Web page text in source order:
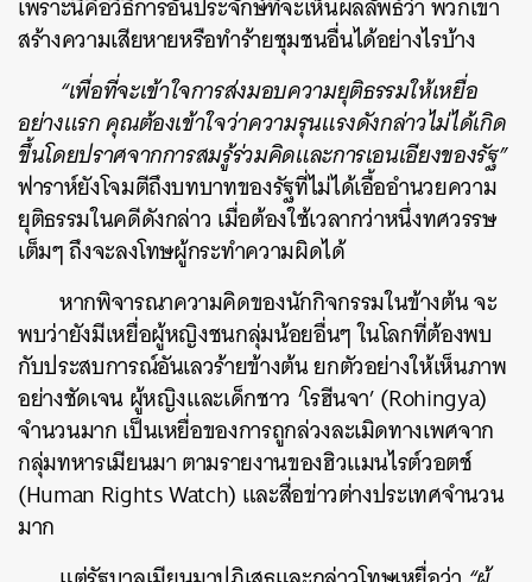
สร้างความเสียหายหรือทำร้ายชุมชนอื่นได้อย่างไรบ้าง
“เพื่อที่จะเข้าใจการส่งมอบความยุติธรรมให้เหยื่อ
อย่างแรก คุณต้องเข้าใจว่าความรุนแรงดังกล่าวไม่ได้เกิด
ขึ้นโดยปราศจากการสมรู้ร่วมคิดและการเอนเอียงของรัฐ”
ฟาราห์ยังโจมตีถึงบทบาทของรัฐที่ไม่ได้เอื้ออำนวยความ
ยุติธรรมในคดีดังกล่าว เมื่อต้องใช้เวลากว่าหนึ่งทศวรรษ
เต็มๆ ถึงจะลงโทษผู้กระทำความผิดได้
หากพิจารณาความคิดของนักกิจกรรมในข้างต้น จะ
พบว่ายังมีเหยื่อผู้หญิงชนกลุ่มน้อยอื่นๆ ในโลกที่ต้องพบ
กับประสบการณ์อันเลวร้ายข้างต้น ยกตัวอย่างให้เห็นภาพ
อย่างชัดเจน ผู้หญิงและเด็กชาว ‘โรฮีนจา’ (Rohingya)
จำนวนมาก เป็นเหยื่อของการถูกล่วงละเมิดทางเพศจาก
กลุ่มทหารเมียนมา ตามรายงานของฮิวแมนไรต์วอตช์
(Human Rights Watch) และสื่อข่าวต่างประเทศจำนวน
มาก